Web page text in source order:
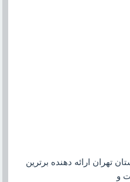
تهران ارائه دهنده برترين
و